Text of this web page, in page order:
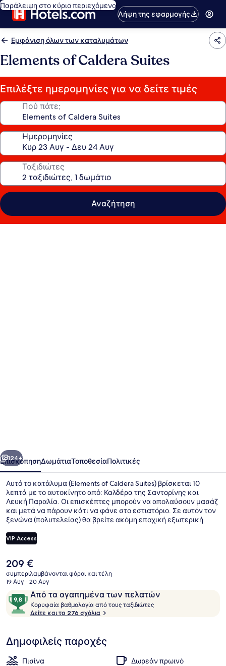
Παράλειψη στο κύριο περιεχόμενο
Λήψη της εφαρμογής
Εμφάνιση όλων των καταλυμάτων
Elements of Caldera Suites
Επιλέξτε ημερομηνίες για να δείτε τιμές
Πού πάτε;
Ημερομηνίες
Ταξιδιώτες
Αναζήτηση
Επόμενο
124+
ΕπισκόπησηΔωμάτιαΤοποθεσίαΠολιτικές
Αυτό το κατάλυμα (Elements of Caldera Suites) βρίσκεται 10
λεπτά με το αυτοκίνητο από: Καλδέρα της Σαντορίνης και
Λευκή Παραλία. Οι επισκέπτες μπορούν να απολαύσουν μασάζ
και μετά να πάρουν κάτι να φάνε στο εστιατόριο. Σε αυτόν τον
ξενώνα (πολυτελείας) θα βρείτε ακόμη εποχική εξωτερική
ταξιδιώτες λένε καλά πράγματα για το room service και το
εξυπηρετικό προσωπικό.
VIP Access
Η
τρέχουσα
τιμή
209 €
209 €
συμπεριλαμβάνονται φόροι και τέλη
19 Αυγ - 20 Αυγ
ΣχόλιαΑπό τα αγαπημένα των πελατών
9,8
στα
10,
τα
αγαπημένα
των
Κορυφαία βαθμολογία από τους ταξιδιώτες
ί
Δείτε και τα 276 σχόλια
Δημοφιλείς παροχές
Πισίνα
Δωρεάν πρωινό